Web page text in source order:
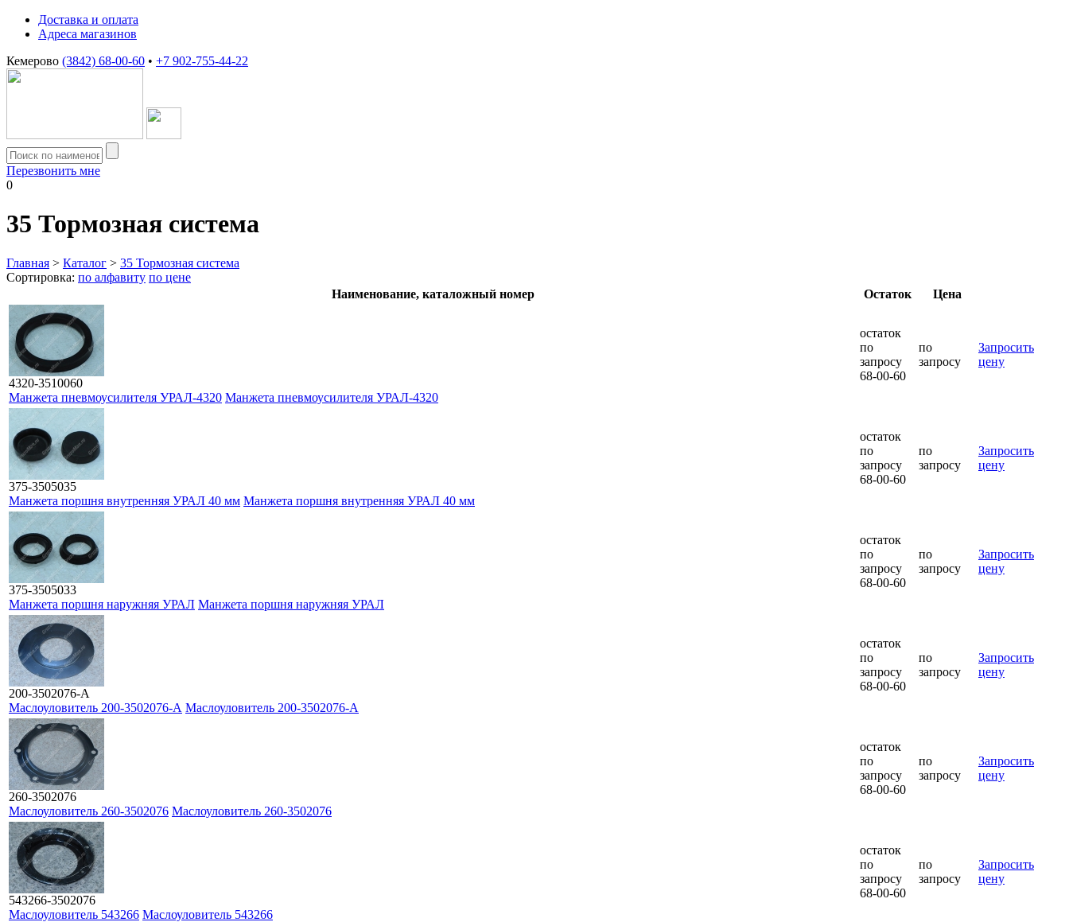
Доставка и оплата
Адреса магазинов
Кемерово (3842) 68-00-60 • +7 902-755-44-22
Перезвонить мне
0
35 Тормозная система
Главная > Каталог > 35 Тормозная система
Сортировка: по алфавиту по цене
Наименование, каталожный номер
Остаток Цена
4320-3510060
Манжета пневмоусилителя УРАЛ-4320 Манжета пневмоусилителя УРАЛ-4320
остаток
по
запросу
68-00-60
по
запросу
Запросить
цену
375-3505035
Манжета поршня внутренняя УРАЛ 40 мм Манжета поршня внутренняя УРАЛ 40 мм
остаток
по
запросу
68-00-60
по
запросу
Запросить
цену
375-3505033
Манжета поршня наружняя УРАЛ Манжета поршня наружняя УРАЛ
остаток
по
запросу
68-00-60
по
запросу
Запросить
цену
200-3502076-А
Маслоуловитель 200-3502076-А Маслоуловитель 200-3502076-А
остаток
по
запросу
68-00-60
по
запросу
Запросить
цену
260-3502076
Маслоуловитель 260-3502076 Маслоуловитель 260-3502076
остаток
по
запросу
68-00-60
по
запросу
Запросить
цену
543266-3502076
Маслоуловитель 543266 Маслоуловитель 543266
остаток
по
запросу
68-00-60
по
запросу
Запросить
цену